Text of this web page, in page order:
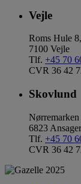
Vejle
Roms Hule
7100 Vejle
Tlf. +45 70
CVR 36 42
Skovlund
6823 Ansager
Tlf. +45 70
CVR 36 42